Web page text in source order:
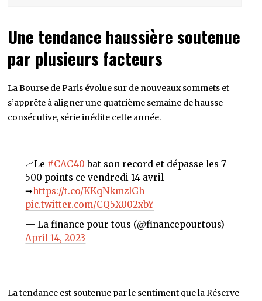
Une tendance haussière soutenue
par plusieurs facteurs
La Bourse de Paris évolue sur de nouveaux sommets et
s’apprête à aligner une quatrième semaine de hausse
consécutive, série inédite cette année.
📈Le #CAC40 bat son record et dépasse les 7
500 points ce vendredi 14 avril
➡https://t.co/KKqNkmzlGh
pic.twitter.com/CQ5X002xbY
— La finance pour tous (@financepourtous)
April 14, 2023
La tendance est soutenue par le sentiment que la Réserve